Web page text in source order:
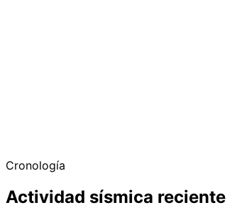
Cronología
Actividad sísmica reciente